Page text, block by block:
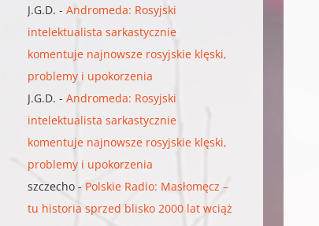
J.G.D. -Andromeda: Rosyjski
intelektualista sarkastycznie
komentuje najnowsze rosyjskie klęski,
problemy i upokorzenia
J.G.D. -Andromeda: Rosyjski
intelektualista sarkastycznie
komentuje najnowsze rosyjskie klęski,
problemy i upokorzenia
szczecho - Polskie Radio: Masłomęcz –
tu historia sprzed blisko 2000 lat wciąż